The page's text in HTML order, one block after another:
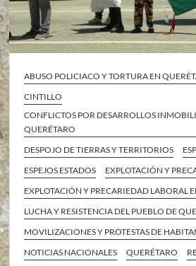
ABUSO POLICIACO Y TORTURA EN
CINTILLO
CONFLICTOS POR DESARROLLOS
QUERÉTARO
DESPOJO DE TIERRAS Y TERRITORIOS
ESPEJOS ESTADOS
EXPLOTACIÓN Y
EXPLOTACIÓN Y PRECARIEDAD LABORAL
LUCHA Y RESISTENCIA DEL PUEBLO DE
MOVILIZACIONES Y PROTESTAS DE
NOTICIAS NACIONALES
QUERÉTARO